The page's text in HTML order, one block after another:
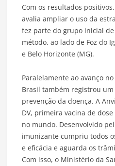
Com os resultados
avalia ampliar o uso da
fez parte do grupo inicial
método, ao lado de Foz do
e Belo Horizonte (MG).
Paralelamente ao avanço
Brasil também registrou
prevenção da doença. A
DV, primeira vacina de
no mundo. Desenvolvido
imunizante cumpriu todos
e eficácia e aguarda os
Com isso, o Ministério da